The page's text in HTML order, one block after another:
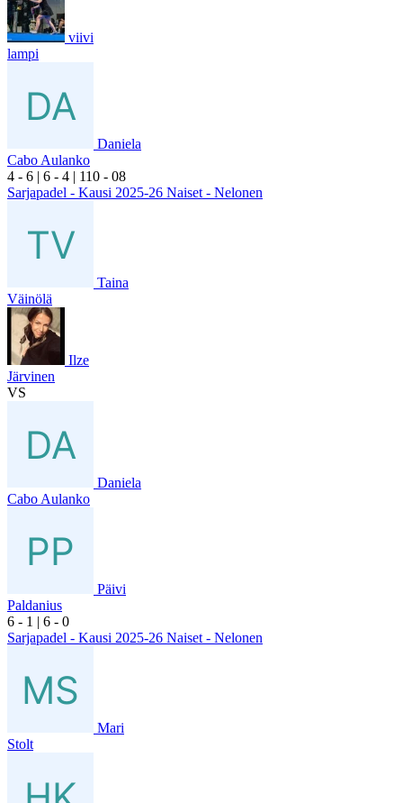
viivi
lampi
Daniela
Cabo Aulanko
4 - 6 | 6 - 4 | 110 - 08
Sarjapadel - Kausi 2025-26 Naiset - Nelonen
Taina
Väinölä
Ilze
Järvinen
VS
Daniela
Cabo Aulanko
Päivi
Paldanius
6 - 1 | 6 - 0
Sarjapadel - Kausi 2025-26 Naiset - Nelonen
Mari
Stolt